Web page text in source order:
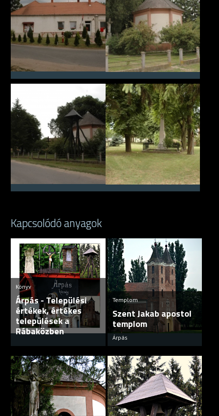
Kapcsolódó anyagok
Könyv
Árpás - Települési
értékek, értékes
települések a
Rábaközben
Templom
Szent Jakab apostol
templom
Árpás